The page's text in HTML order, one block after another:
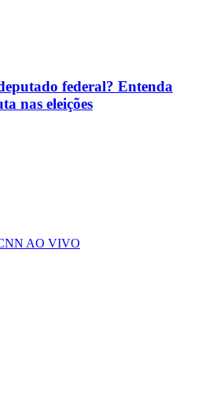
federal? Entenda
nas eleições
AO VIVO